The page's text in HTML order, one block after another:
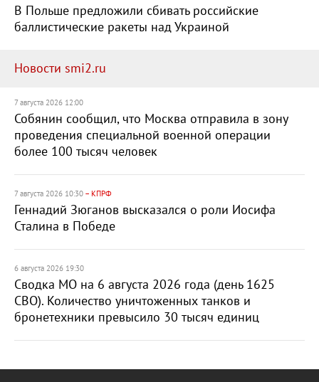
В Польше предложили сбивать российские
баллистические ракеты над Украиной
Новости smi2.ru
7 августа 2026 12:00
Собянин сообщил, что Москва отправила в зону
проведения специальной военной операции
более 100 тысяч человек
7 августа 2026 10:30 – КПРФ
Геннадий Зюганов высказался о роли Иосифа
Сталина в Победе
6 августа 2026 19:30
Сводка МО на 6 августа 2026 года (день 1625
СВО). Количество уничтоженных танков и
бронетехники превысило 30 тысяч единиц